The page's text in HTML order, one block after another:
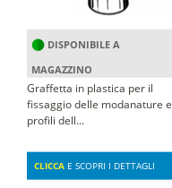
DISPONIBILE A
MAGAZZINO
Graffetta in plastica per il
fissaggio delle modanature e
profili dell...
CLICCA E SCOPRI I DETTAGLI